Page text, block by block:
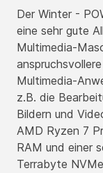
Der Winter -
eine sehr gute
Multimedia-
Multimedia-
z.B. die
Bildern und
AMD Ryzen 7
RAM und einer
Terrabyte